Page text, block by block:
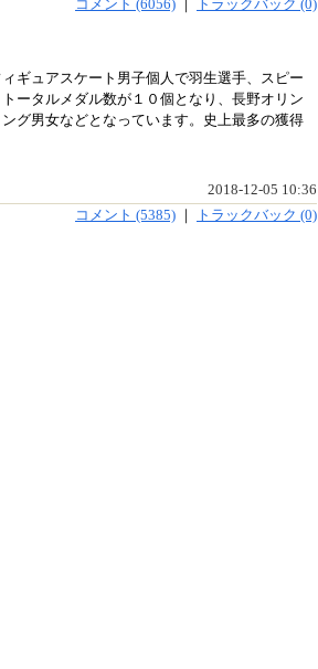
コメント (6056)
トラックバック (0)
ギュアスケート男子個人で羽生選手、スピー
ータルメダル数が１０個となり、長野オリン
グ男女などとなっています。史上最多の獲得
2018-12-05 10:36
コメント (5385)
トラックバック (0)